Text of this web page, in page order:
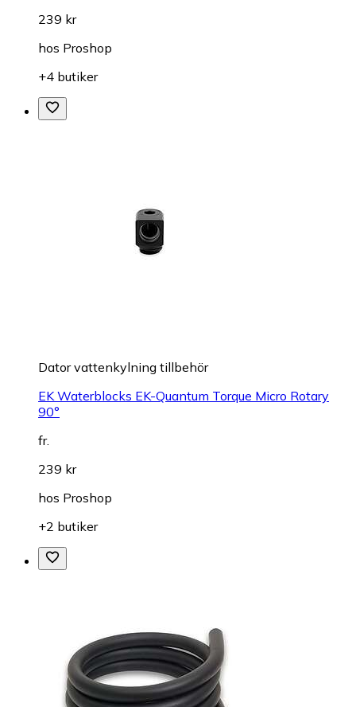
239 kr
hos Proshop
+4 butiker
Dator vattenkylning tillbehör
EK Waterblocks EK-Quantum Torque Micro Rotary
90°
fr.
239 kr
hos Proshop
+2 butiker